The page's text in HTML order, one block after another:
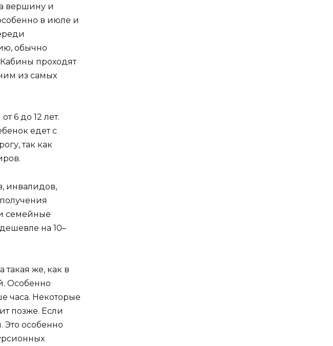
вершину и
в июле и
обычно
проходят
из самых
6 до 12 лет.
едет с
так как
инвалидов,
семейные
на 10–
такая же, как в
Особенно
часа. Некоторые
позже. Если
Это особенно